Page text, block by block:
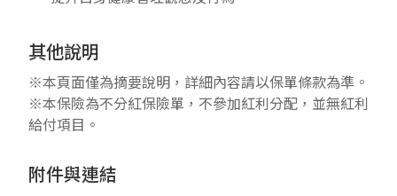
其他說明
※本頁面僅為摘要說明，詳細內容請以保單條款為準。
※本保險為不分紅保險單，不參加紅利分配，並無紅利
給付項目。
附件與連結